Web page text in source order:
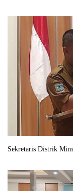
Sekretaris Distrik